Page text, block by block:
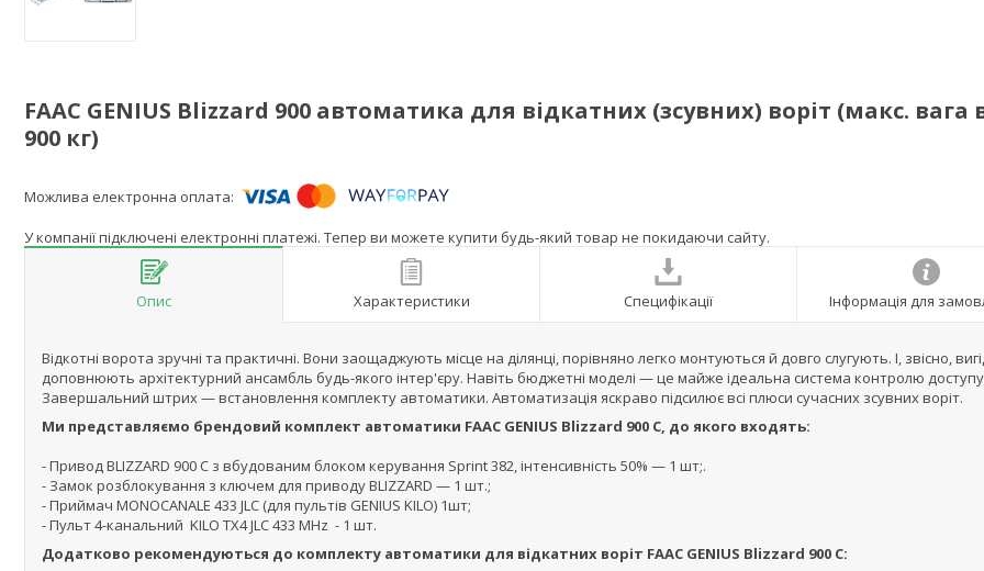
FAAC GENIUS Blizzard 900 автоматика для відкатних (зсувних) воріт (макс. вага
900 кг)
У компанії підключені електронні платежі. Тепер ви можете купити будь-який товар не покидаючи сайту.
Опис Характеристики Специфікації Інформація для
Відкотні ворота зручні та практичні. Вони заощаджують місце на ділянці, порівняно легко монтуються й довго слугують. І, звісно,
доповнюють архітектурний ансамбль будь-якого інтер'єру. Навіть бюджетні моделі — це майже ідеальна система контролю
Завершальний штрих — встановлення комплекту автоматики. Автоматизація яскраво підсилює всі плюси сучасних зсувних воріт.
Ми представляємо брендовий комплект автоматики FAAC GENIUS Blizzard 900 C, до якого входять:
- Привод BLIZZARD 900 C з вбудованим блоком керування Sprint 382, інтенсивність 50% — 1 шт;.
- Замок розблокування з ключем для приводу BLIZZARD — 1 шт.;
- Приймач MONOCANALE 433 JLC (для пультів GENIUS KILO) 1шт;
- Пульт 4-канальний KILO TX4 JLC 433 MHz - 1 шт.
Додатково рекомендуються до комплекту автоматики для відкатних воріт FAAC GENIUS Blizzard 900 C: